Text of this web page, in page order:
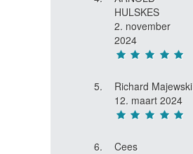
HULSKES
2. november
2024
Richard Majewski
12. maart 2024
Cees